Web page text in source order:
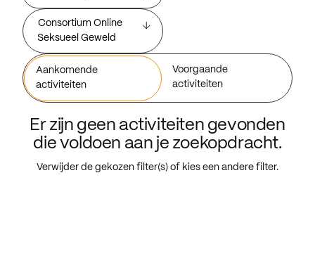
Consortium Online
Seksueel Geweld
Aankomende
activiteiten
Voorgaande
activiteiten
Er zijn geen activiteiten gevonden
die voldoen aan je zoekopdracht.
Verwijder de gekozen filter(s) of kies een andere filter.